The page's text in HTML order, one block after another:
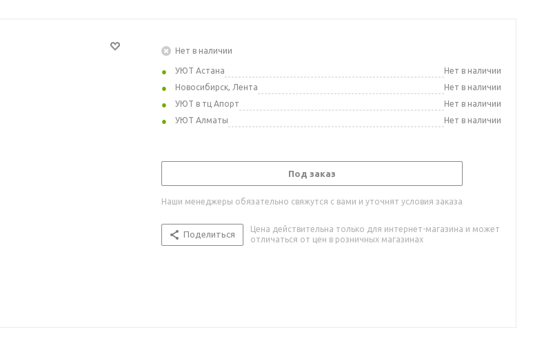
Нет в наличии
УЮТ Астана
Нет в наличии
Новосибирск, Лента
Нет в наличии
УЮТ в тц Апорт
Нет в наличии
УЮТ Алматы
Нет в наличии
Под заказ
Наши менеджеры обязательно свяжутся с вами и уточнят условия заказа
Поделиться
Цена действительна только для интернет-магазина и может
отличаться от цен в розничных магазинах